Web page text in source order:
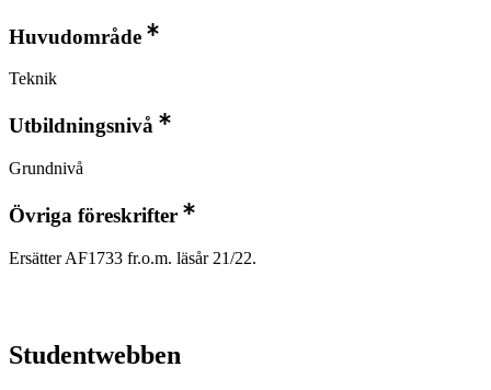
Huvudområde
Teknik
Utbildningsnivå
Grundnivå
Övriga föreskrifter
Ersätter AF1733 fr.o.m. läsår 21/22.
Studentwebben